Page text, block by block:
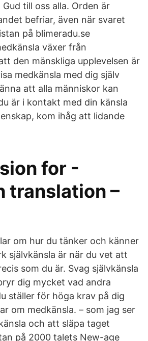
till oss alla. Orden är
befriar, även när svaret
på blimeradu.se
växer från
den mänskliga upplevelsen är
medkänsla med dig själv
att alla människor kan
är i kontakt med din känsla
kom ihåg att lidande
for -
translation –
om hur du tänker och känner
självkänsla är när du vet att
som du är. Svag självkänsla
dig mycket vad andra
ställer för höga krav på dig
om medkänsla. – som jag ser
och att släpa taget
på 2000 talets New-age